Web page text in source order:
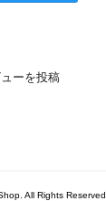
ーを投稿
All Rights Reserved.